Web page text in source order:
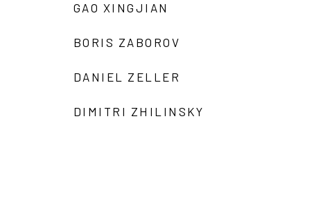
GAO XINGJIAN
BORIS ZABOROV
DANIEL ZELLER
DIMITRI ZHILINSKY